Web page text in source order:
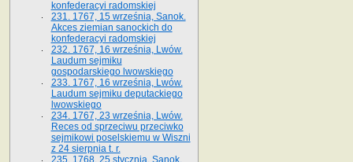
konfederacyi radomskiej
231. 1767, 15 września, Sanok.
Akces ziemian sanockich do
konfederacyi radomskiej
232. 1767, 16 września, Lwów.
Laudum sejmiku
gospodarskiego lwowskiego
233. 1767, 16 września, Lwów.
Laudum sejmiku deputackiego
lwowskiego
234. 1767, 23 września, Lwów.
Reces od sprzeciwu przeciwko
sejmikowi poselskiemu w Wiszni
z 24 sierpnia t. r.
235. 1768, 25 stycznia, Sanok.